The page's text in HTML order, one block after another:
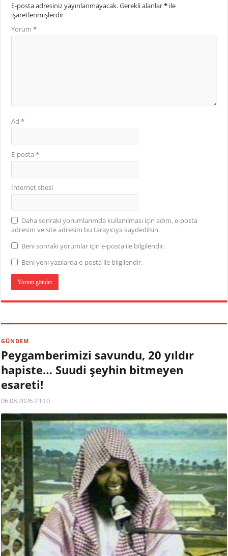
E-posta adresiniz yayınlanmayacak.Gerekli alanlar* ile
işaretlenmişlerdir
Yorum*
Ad*
E-posta*
İnternet sitesi
Daha sonraki yorumlarımda kullanılması için adım, e-posta
adresim ve site adresim bu tarayıcıya kaydedilsin.
Beni sonraki yorumlar için e-posta ile bilgilendir.
Beni yeni yazılarda e-posta ile bilgilendir.
GÜNDEM
Peygamberimizi savundu, 20 yıldır
hapiste… Suudi şeyhin bitmeyen
esareti!
06.08.2026 23:10